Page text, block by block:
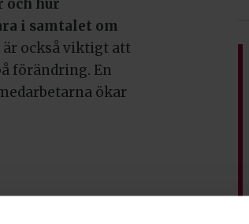
och hur
i samtalet om
är också viktigt att
förändring. En
ökar